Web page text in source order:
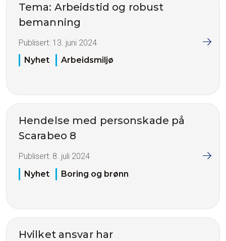
Tema: Arbeidstid og robust
bemanning
Publisert: 13. juni 2024
Nyhet
Arbeidsmiljø
Hendelse med personskade på
Scarabeo 8
Publisert: 8. juli 2024
Nyhet
Boring og brønn
Hvilket ansvar har